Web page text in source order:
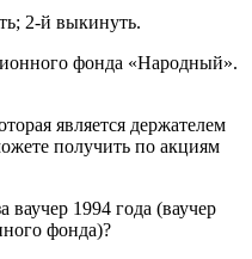
2-й выкинуть.
фонда «Народный».
является держателем
получить по акциям
1994 года (ваучер
фонда)?